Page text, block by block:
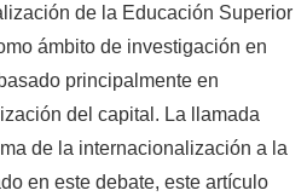
de la Educación Superior
ámbito de investigación en
principalmente en
del capital. La llamada
de la internacionalización a la
en este debate, este artículo